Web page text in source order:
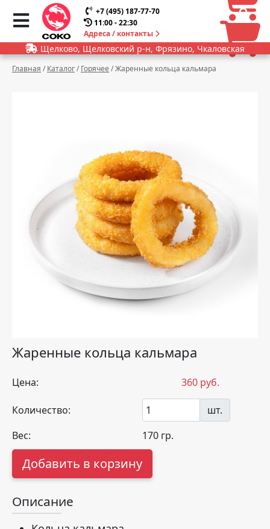
+7 (495) 187-77-70
11:00 - 22:30
Адреса / контакты
0
0
Щелково, Щелковский р-н, Фрязино, Чкаловская
Главная / Каталог/ Горячее /Жаренные кольца кальмара
Жаренные кольца кальмара
Цена: 360руб.
Количество:
шт.
Вес:
170 гр.
Добавить в корзину
Описание